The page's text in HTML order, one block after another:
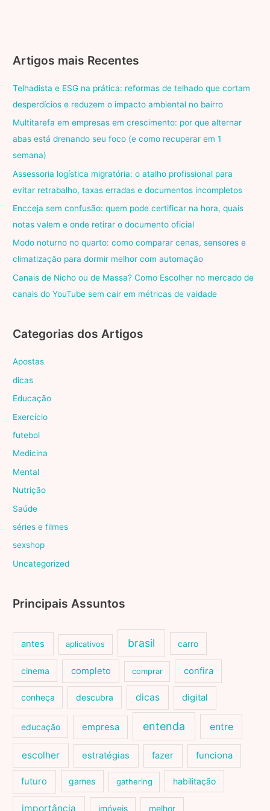
Artigos mais Recentes
Telhadista e ESG na prática: reformas de telhado que cortam
desperdícios e reduzem o impacto ambiental no bairro
Multitarefa em empresas em crescimento: por que alternar
abas está drenando seu foco (e como recuperar em 1
semana)
Assessoria logística migratória: o atalho profissional para
evitar retrabalho, taxas erradas e documentos incompletos
Encceja sem confusão: quem pode certificar na hora, quais
notas valem e onde retirar o documento oficial
Modo noturno no quarto: como comparar cenas, sensores e
climatização para dormir melhor com automação
Canais de Nicho ou de Massa? Como Escolher no mercado de
canais do YouTube sem cair em métricas de vaidade
Categorias dos Artigos
Apostas
dicas
Educação
Exercício
futebol
Medicina
Mental
Nutrição
Saúde
séries e filmes
sexshop
Uncategorized
Principais Assuntos
antes aplicativos brasil carro
cinema completo comprar confira
conheça descubra dicas digital
educação empresa entenda entre
escolher estratégias fazer funciona
futuro games gathering habilitação
importância imóveis melhor